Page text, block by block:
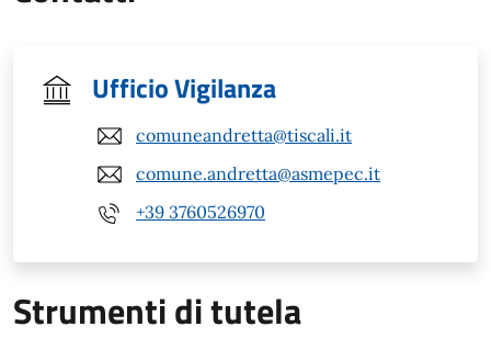
Ufficio Vigilanza
comuneandretta@tiscali.it
comune.andretta@asmepec.it
+39 3760526970
Strumenti di tutela